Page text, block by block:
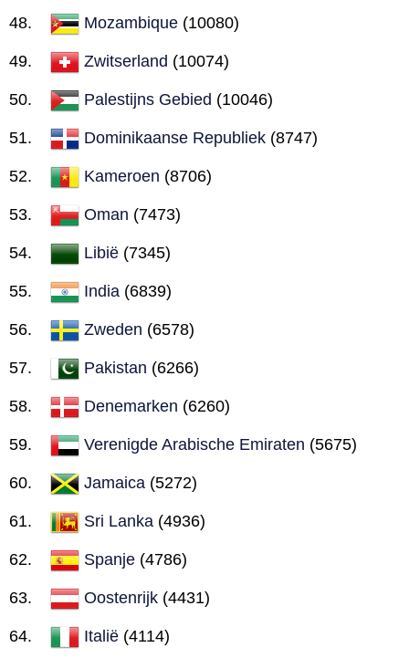
Mozambique (10080)
Zwitserland (10074)
Palestijns Gebied (10046)
Dominikaanse Republiek (8747)
Kameroen (8706)
Oman (7473)
Libië (7345)
India (6839)
Zweden (6578)
Pakistan (6266)
Denemarken (6260)
Verenigde Arabische Emiraten (5675)
Jamaica (5272)
Sri Lanka (4936)
Spanje (4786)
Oostenrijk (4431)
Italië (4114)